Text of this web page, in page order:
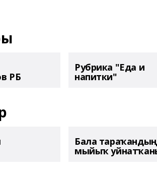
РБ
Рубрика "Еда и
напитки"
Бала тараҡандың
мыйыҡ